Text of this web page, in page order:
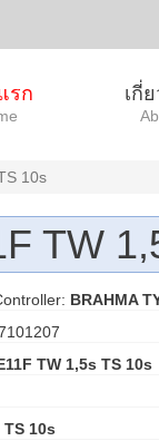
รก เกี่
10s
TW
BRAHMA
TW 1,5s TS 10s
TS 10s